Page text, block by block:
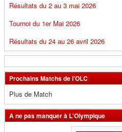
Résultats du 2 au 3 mai 2026
Tournoi du 1er Mai 2026
Résultats du 24 au 26 avril 2026
Prochains Matchs de l’OLC
Plus de Match
A ne pas manquer à L'Olympique